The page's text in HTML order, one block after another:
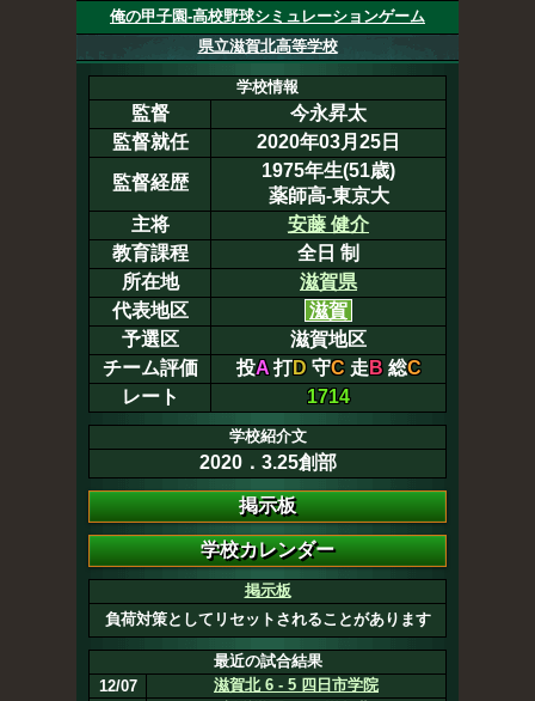
俺の甲子園-高校野球シミュレーションゲーム
県立滋賀北高等学校
学校情報
監督
今永昇太
監督就任
2020年03月25日
監督経歴
1975年生(51歳)
薬師高-東京大
主将
安藤 健介
教育課程
全日 制
所在地
滋賀県
代表地区
滋賀
予選区
滋賀地区
チーム評価
投A打D守C走 B総C
レート
1714
学校紹介文
2020．3.25創部
掲示板
負荷対策としてリセットされることがあります
最近の試合結果
12/07
滋賀北 6 - 5 四日市学院